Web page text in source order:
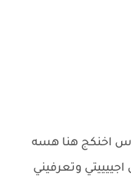
اخنكج هنا هسه
وتعرفيني